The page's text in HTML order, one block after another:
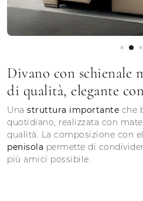
Divano con schienale
di qualità, elegante
Una struttura importante che
quotidiano, realizzata con
qualità. La composizione con
penisola permette di
più amici possibile.